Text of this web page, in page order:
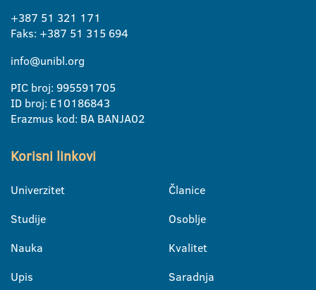
+387 51 321 171
Faks: +387 51 315 694
info@unibl.org
PIC broj: 995591705
ID broj: E10186843
Erazmus kod: BA BANJA02
Korisni linkovi
Univerzitet
Studije
Nauka
Upis
Članice
Osoblje
Kvalitet
Saradnja